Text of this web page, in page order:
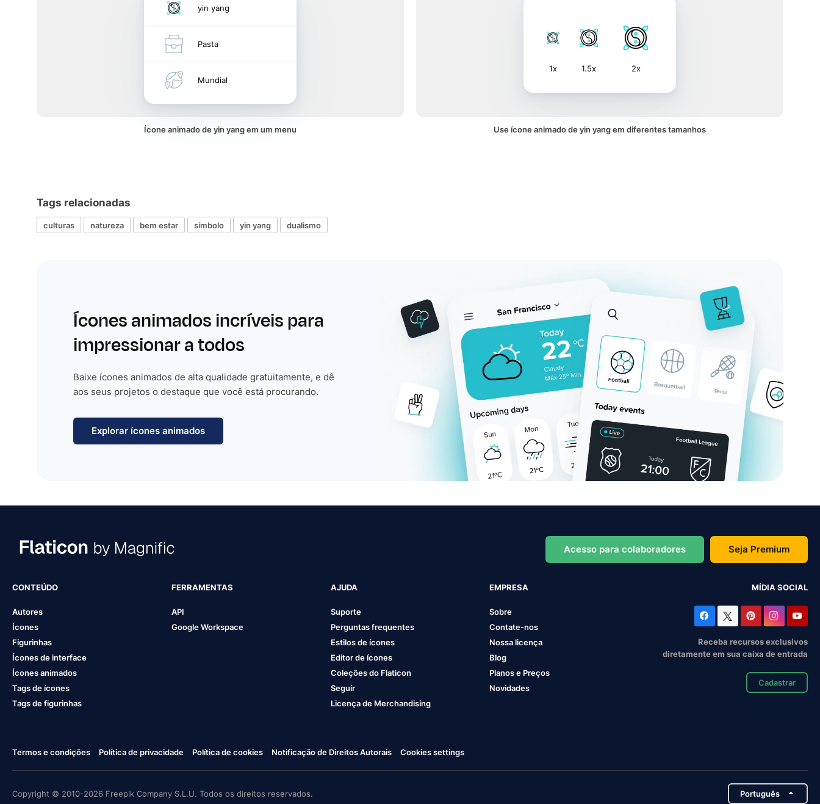
yin yang
Pasta
Mundial
Ícone animado de yin yang em um menu
1x 1.5x 2x
Use ícone animado de yin yang em diferentes tamanhos
Tags relacionadas
culturas natureza bem estar símbolo yin yang dualismo
Ícones animados incríveis para
impressionar a todos
Baixe ícones animados de alta qualidade gratuitamente, e dê
aos seus projetos o destaque que você está procurando.
Explorar ícones animados
Acesso para colaboradores Seja Premium
CONTEÚDO
Autores
Ícones
Figurinhas
Ícones de interface
Ícones animados
Tags de ícones
Tags de figurinhas
FERRAMENTAS
API
Google Workspace
AJUDA
Suporte
Perguntas frequentes
Estilos de ícones
Editor de ícones
Coleções do Flaticon
Seguir
Licença de Merchandising
EMPRESA
Sobre
Contate-nos
Nossa licença
Blog
Planos e Preços
Novidades
MÍDIA SOCIAL
Receba recursos exclusivos
diretamente em sua caixa de entrada
Cadastrar
Termos e condições Política de privacidade Política de cookies Notificação de Direitos Autorais Cookies settings
Copyright © 2010-2026 Freepik Company S.L.U. Todos os direitos reservados. Português